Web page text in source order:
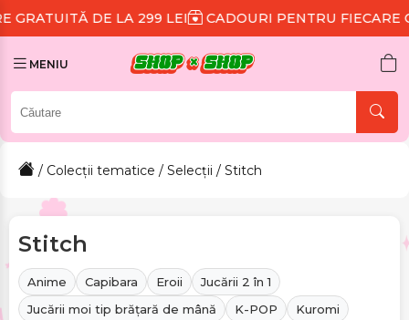
299 LEI CADOURI PENTRU FIECARE COMANDĂ
MENIU
/ Colecții tematice / Selecții / Stitch
Stitch
Anime Capibara Eroii
Jucării 2 în 1
Jucării moi tip brățară de mână
K-POP
Kuromi